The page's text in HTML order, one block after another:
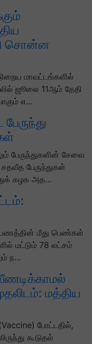
சொன்ன
மாவட்டங்களில்
ஜூலை 11ஆம் தேதி
எ…
பேருந்துகளின் சேவை
பேருந்துகள்
கழக அத…
பயணத்தின் மீது பெண்கள்
மட்டும் 78 லட்சம்
ந…
மத்திய
போட்டதில்,
கூடுதல்